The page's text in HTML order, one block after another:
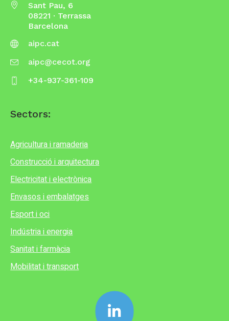
Sant Pau, 6
08221 · Terrassa
Barcelona
aipc.cat
aipc@cecot.org
+34-937-361-109
Sectors:
Agricultura i ramaderia
Construcció i arquitectura
Electricitat i electrònica
Envasos i embalatges
Esport i oci
Indústria i energia
Sanitat i farmàcia
Mobilitat i transport